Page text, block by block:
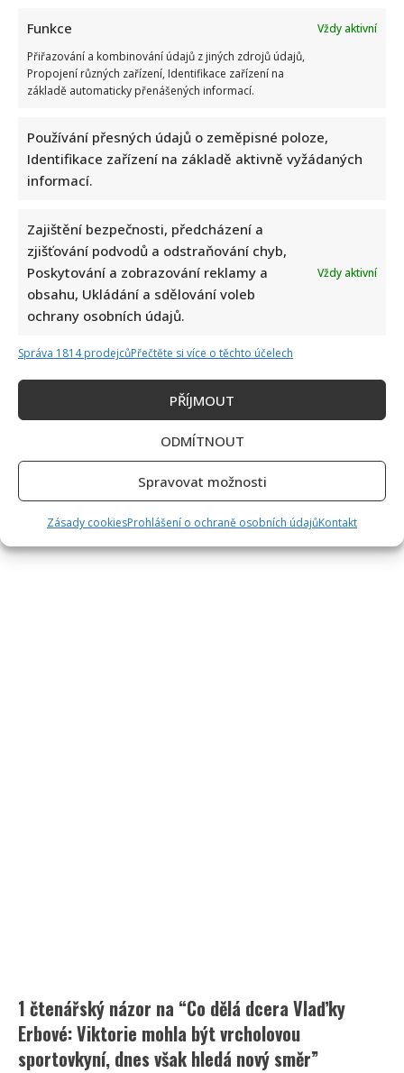
Funkce
Vždy aktivní
Přiřazování a kombinování údajů z jiných zdrojů údajů,
Propojení různých zařízení, Identifikace zařízení na
základě automaticky přenášených informací.
Používání přesných údajů o zeměpisné poloze,
Identifikace zařízení na základě aktivně vyžádaných
informací.
Zajištění bezpečnosti, předcházení a
zjišťování podvodů a odstraňování chyb,
Poskytování a zobrazování reklamy a
obsahu, Ukládání a sdělování voleb
ochrany osobních údajů.
Vždy aktivní
Správa 1814 prodejcůPřečtěte si více o těchto účelech
PŘÍJMOUT
ODMÍTNOUT
Spravovat možnosti
Zásady cookiesProhlášení o ochraně osobních údajůKontakt
1 čtenářský názor na “Co dělá dcera Vlaďky
Erbové: Viktorie mohla být vrcholovou
sportovkyní, dnes však hledá nový směr”